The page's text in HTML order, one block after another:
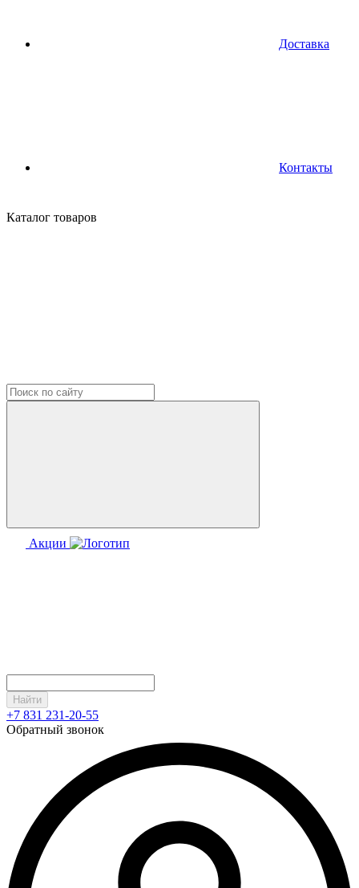
Доставка
Контакты
Каталог товаров
Акции
Найти
+7 831 231-20-55
Обратный звонок